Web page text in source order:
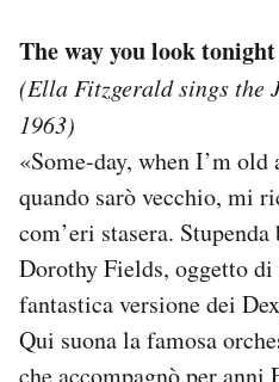
The way you look tonight
(Ella Fitzgerald sings the
1963)
«Some-day, when I’m
quando sarò vecchio, mi
com’eri stasera.
Dorothy Fields, oggetto
fantastica versione dei
Qui suona la famosa